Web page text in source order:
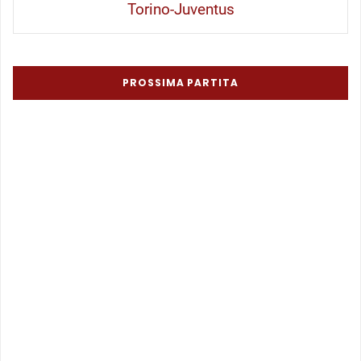
Torino-Juventus
PROSSIMA PARTITA